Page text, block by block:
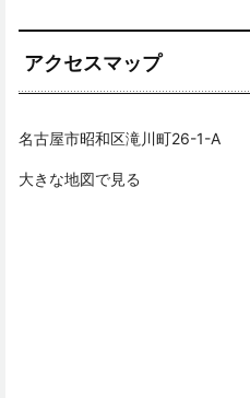
アクセスマップ
名古屋市昭和区滝川町26-1-A
大きな地図で見る